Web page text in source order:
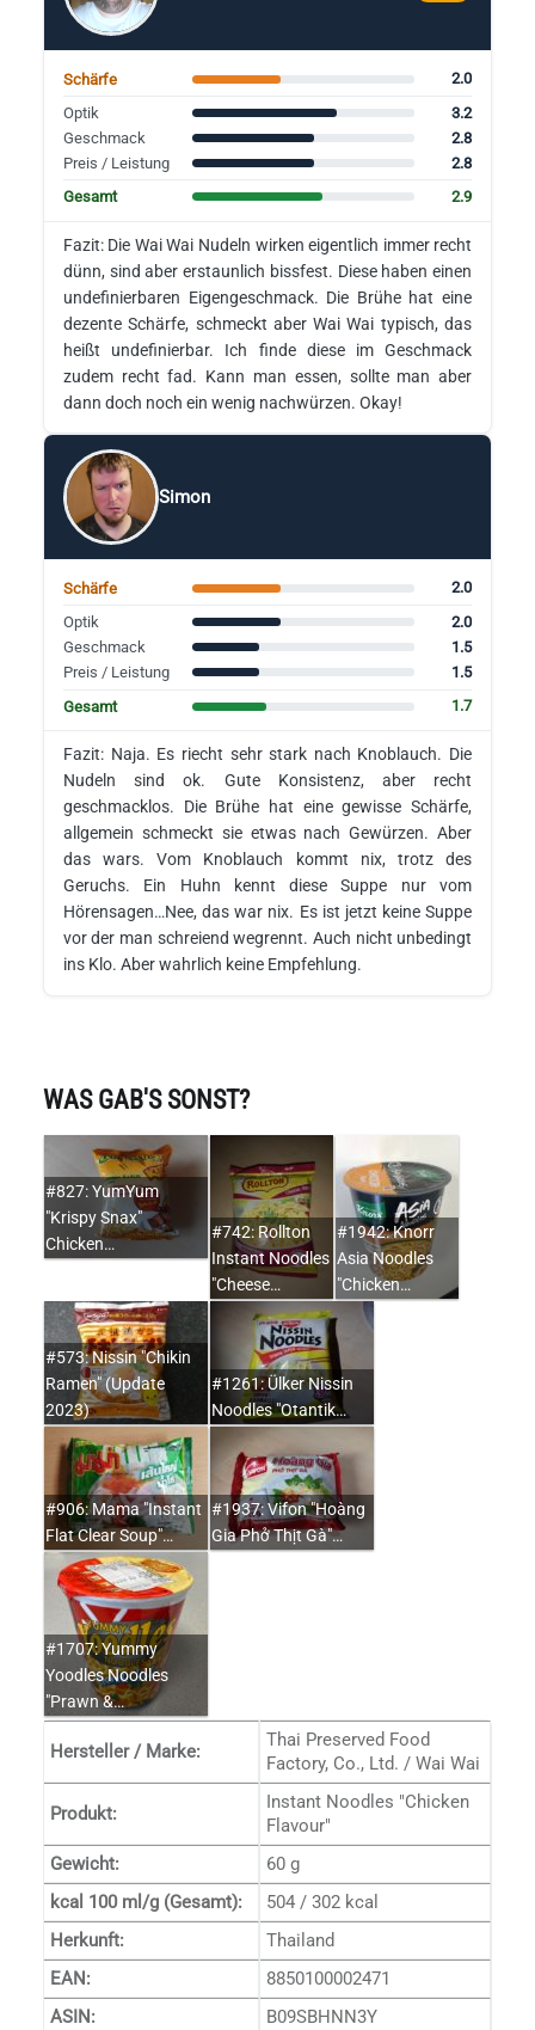
Schärfe
2.0
Optik
3.2
Geschmack
2.8
Preis / Leistung
2.8
Gesamt
2.9
Fazit: Die Wai Wai Nudeln wirken eigentlich immer recht
dünn, sind aber erstaunlich bissfest. Diese haben einen
undefinierbaren Eigengeschmack. Die Brühe hat eine
dezente Schärfe, schmeckt aber Wai Wai typisch, das
heißt undefinierbar. Ich finde diese im Geschmack
zudem recht fad. Kann man essen, sollte man aber
dann doch noch ein wenig nachwürzen. Okay!
Simon
Schärfe
2.0
Optik
2.0
Geschmack
1.5
Preis / Leistung
1.5
Gesamt
1.7
Fazit: Naja. Es riecht sehr stark nach Knoblauch. Die
Nudeln sind ok. Gute Konsistenz, aber recht
geschmacklos. Die Brühe hat eine gewisse Schärfe,
allgemein schmeckt sie etwas nach Gewürzen. Aber
das wars. Vom Knoblauch kommt nix, trotz des
Geruchs. Ein Huhn kennt diese Suppe nur vom
Hörensagen…Nee, das war nix. Es ist jetzt keine Suppe
vor der man schreiend wegrennt. Auch nicht unbedingt
ins Klo. Aber wahrlich keine Empfehlung.
WAS GAB'S SONST?
#827: YumYum
"Krispy Snax"
Chicken…
#742: Rollton
Instant Noodles
"Cheese…
#1942: Knorr
Asia Noodles
"Chicken…
#573: Nissin "Chikin
Ramen" (Update
2023)
#1261: Ülker Nissin
Noodles "Otantik…
#906: Mama "Instant
Flat Clear Soup"…
#1937: Vifon "Hoàng
Gia Phở Thịt Gà"…
#1707: Yummy
Yoodles Noodles
"Prawn &…
Hersteller / Marke:
Thai Preserved Food
Factory, Co., Ltd. / Wai Wai
Produkt:
Instant Noodles "Chicken
Flavour"
Gewicht:
60 g
kcal 100 ml/g (Gesamt):
504 / 302 kcal
Herkunft:
Thailand
EAN:
8850100002471
ASIN:
B09SBHNN3Y